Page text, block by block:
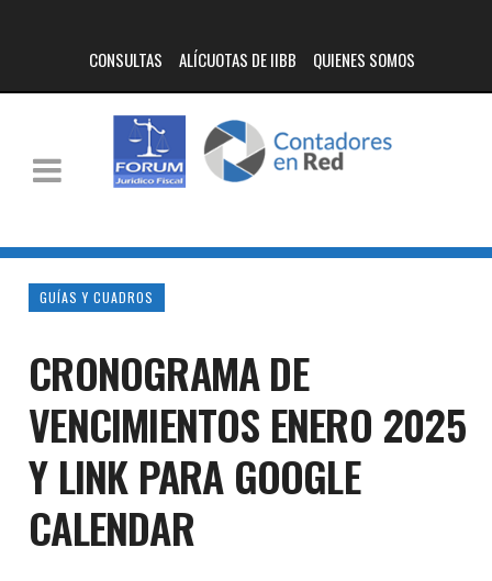
CONSULTAS ALÍCUOTAS DE IIBB QUIENES SOMOS
GUÍAS Y CUADROS
CRONOGRAMA DE
VENCIMIENTOS ENERO 2025
Y LINK PARA GOOGLE
CALENDAR